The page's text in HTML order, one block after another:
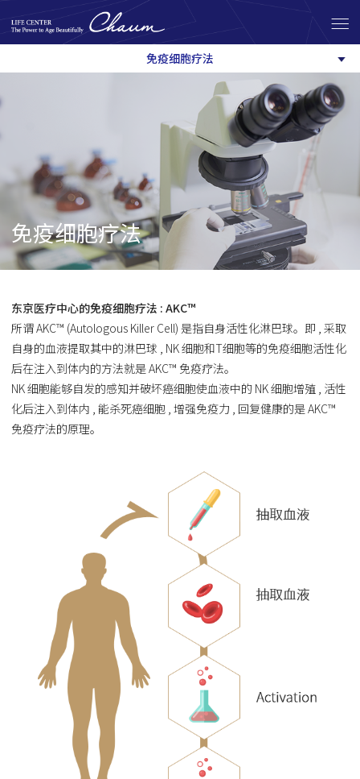
免疫细胞疗法
免疫细胞疗法
东京医疗中心的免疫细胞疗法 : AKC™
所谓 AKC™ (Autologous Killer Cell) 是指自身活性化淋巴球。即 , 采取
自身的血液提取其中的淋巴球 , NK 细胞和T细胞等的免疫细胞活性化
后在注入到体内的方法就是 AKC™ 免疫疗法。
NK 细胞能够自发的感知并破坏癌细胞使血液中的 NK 细胞增殖 , 活性
化后注入到体内 , 能杀死癌细胞 , 增强免疫力 , 回复健康的是 AKC™
免疫疗法的原理。